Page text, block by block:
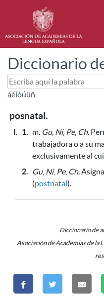
Diccionario
áéíóúüñ
posnatal.
I. 1. m. Gu, Ni, Pe, Ch.
trabajadora o a su
exclusivamente al
2.
Gu, Ni, Pe, Ch.
(postnatal).
Diccionario de
Asociación de Academias de la